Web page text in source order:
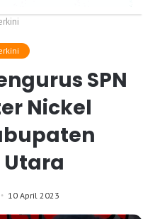
SPN
Nickel
10 April 2023